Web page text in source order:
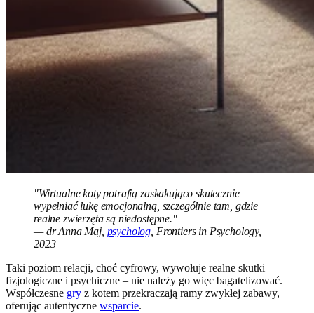
"Wirtualne koty potrafią zaskakująco skutecznie
wypełniać lukę emocjonalną, szczególnie tam, gdzie
realne zwierzęta są niedostępne."
— dr Anna Maj, psycholog , Frontiers in Psychology,
2023
Taki poziom relacji, choć cyfrowy, wywołuje realne skutki
fizjologiczne i psychiczne – nie należy go więc bagatelizować.
Współczesne gry z kotem przekraczają ramy zwykłej zabawy,
oferując autentyczne wsparcie.